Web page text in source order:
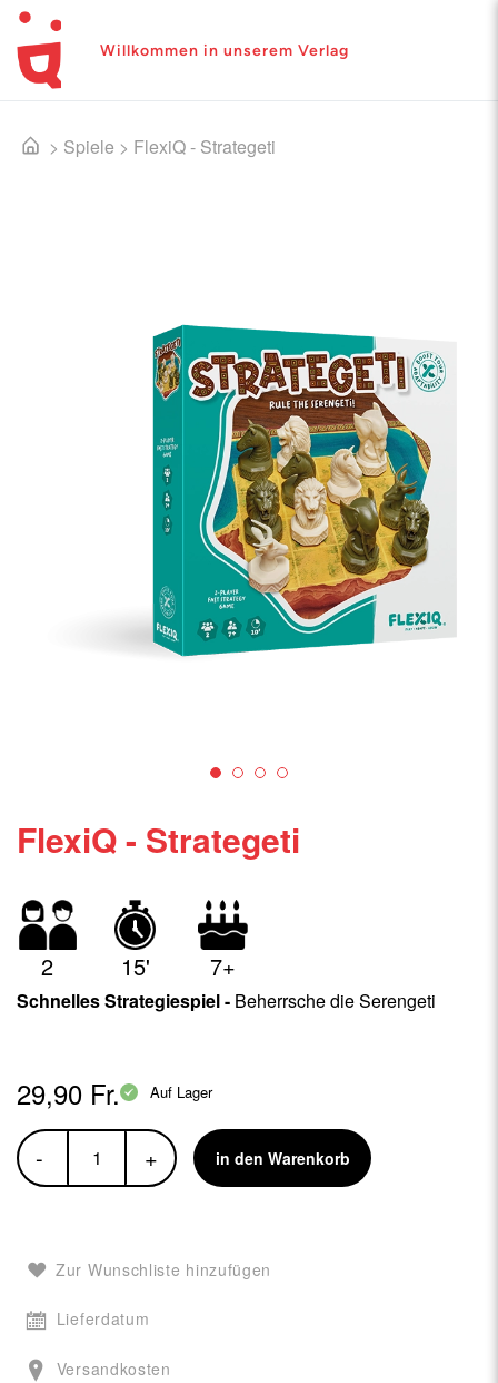
Willkommen in unserem Verlag
> Spiele > FlexiQ - Strategeti
FlexiQ - Strategeti
2 15' 7+
Schnelles Strategiespiel - Beherrsche die Serengeti
29,90 Fr. Auf Lager
- + in den Warenkorb
Zur Wunschliste hinzufügen
Lieferdatum
Versandkosten